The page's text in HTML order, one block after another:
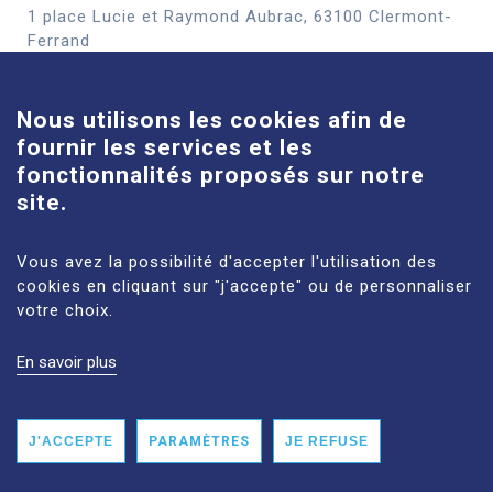
1 place Lucie et Raymond Aubrac, 63100 Clermont-
Ferrand
Site Louise-Michel
61 route de Châteaugay, 63118 Cébazat
En savoir plus
MENTIONS LÉGALES
ACCESSIBILITÉ : NON CONFORME
Nous utilisons les cookies afin de
fournir les services et les
fonctionnalités proposés sur notre
site.
Vous avez la possibilité d'accepter l'utilisation des
cookies en cliquant sur "j'accepte" ou de personnaliser
votre choix.
En savoir plus
J'ACCEPTE PARAMÈTRES JE REFUSE